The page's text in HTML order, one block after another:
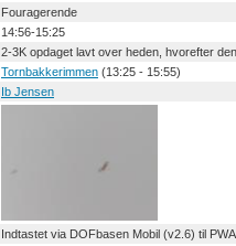
Fouragerende
14:56-15:25
2-3K opdaget lavt over heden, hvorefter
Tornbakkerimmen (13:25 - 15:55)
Ib Jensen
Indtastet via DOFbasen Mobil (v2.6) til PWA